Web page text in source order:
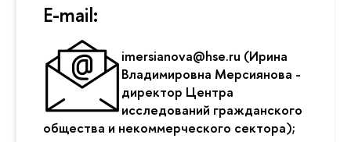
E-mail:
imersianova@hse.ru (Ирина
Владимировна Мерсиянова -
директор Центра
исследований гражданского
общества и некоммерческого сектора);